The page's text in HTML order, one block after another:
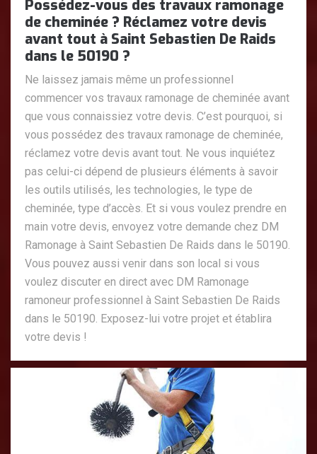
Possédez-vous des travaux ramonage
de cheminée ? Réclamez votre devis
avant tout à Saint Sebastien De Raids
dans le 50190 ?
Ne laissez jamais même un professionnel
commencer vos travaux ramonage de cheminée avant
que vous connaissiez votre devis. C’est pourquoi, si
vous possédez des travaux ramonage de cheminée,
réclamez votre devis avant tout. Ne vous inquiétez
pas celui-ci dépend de plusieurs éléments à savoir
les outils utilisés, les technologies, le type de
cheminée, type d’accès. Et si vous voulez prendre en
main votre devis, envoyez votre demande chez DM
Ramonage à Saint Sebastien De Raids dans le 50190.
Vous pouvez aussi venir dans son local si vous
voulez discuter en direct avec DM Ramonage
ramoneur professionnel à Saint Sebastien De Raids
dans le 50190. Exposez-lui votre projet et établira
votre devis !